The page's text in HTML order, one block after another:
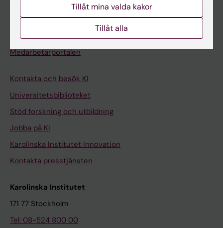
Medarbetare
Medarbetarportalen
Kontakta och besök KI
Universitetsbiblioteket
Stöd forskning och utbildning
Jobba på KI
Karolinska Institutet Innovation
Kontakta presstjänsten
Karolinska Institutet
171 77 Stockholm
Tel: 08-524 800 00
Tillåt mina valda kakor
Tillåt alla